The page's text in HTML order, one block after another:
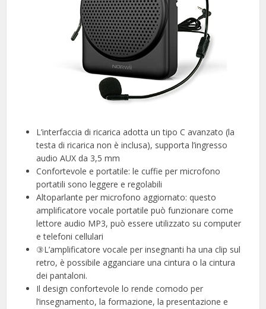
L’interfaccia di ricarica adotta un tipo C avanzato (la
testa di ricarica non è inclusa), supporta l’ingresso
audio AUX da 3,5 mm
Confortevole e portatile: le cuffie per microfono
portatili sono leggere e regolabili
Altoparlante per microfono aggiornato: questo
amplificatore vocale portatile può funzionare come
lettore audio MP3, può essere utilizzato su computer
e telefoni cellulari
③L’amplificatore vocale per insegnanti ha una clip sul
retro, è possibile agganciare una cintura o la cintura
dei pantaloni.
Il design confortevole lo rende comodo per
l’insegnamento, la formazione, la presentazione e